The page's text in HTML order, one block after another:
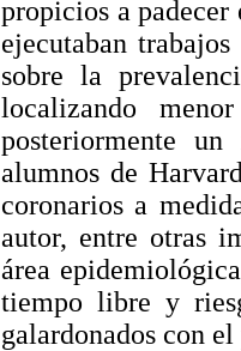
propicios a padecer
ejecutaban
sobre la
localizando
posteriormente
alumnos de
coronarios a
autor, entre otras
área
tiempo libre y
galardonados con